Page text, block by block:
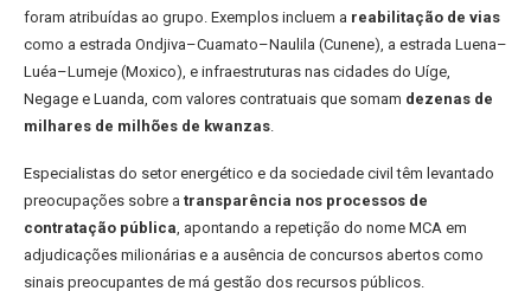
foram atribuídas ao grupo. Exemplos incluem a reabilitação de vias
como a estrada Ondjiva–Cuamato–Naulila (Cunene), a estrada Luena–
Luéa–Lumeje (Moxico), e infraestruturas nas cidades do Uíge,
Negage e Luanda, com valores contratuais que somam dezenas de
milhares de milhões de kwanzas.
Especialistas do setor energético e da sociedade civil têm levantado
preocupações sobre a transparência nos processos de
contratação pública, apontando a repetição do nome MCA em
adjudicações milionárias e a ausência de concursos abertos como
sinais preocupantes de má gestão dos recursos públicos.